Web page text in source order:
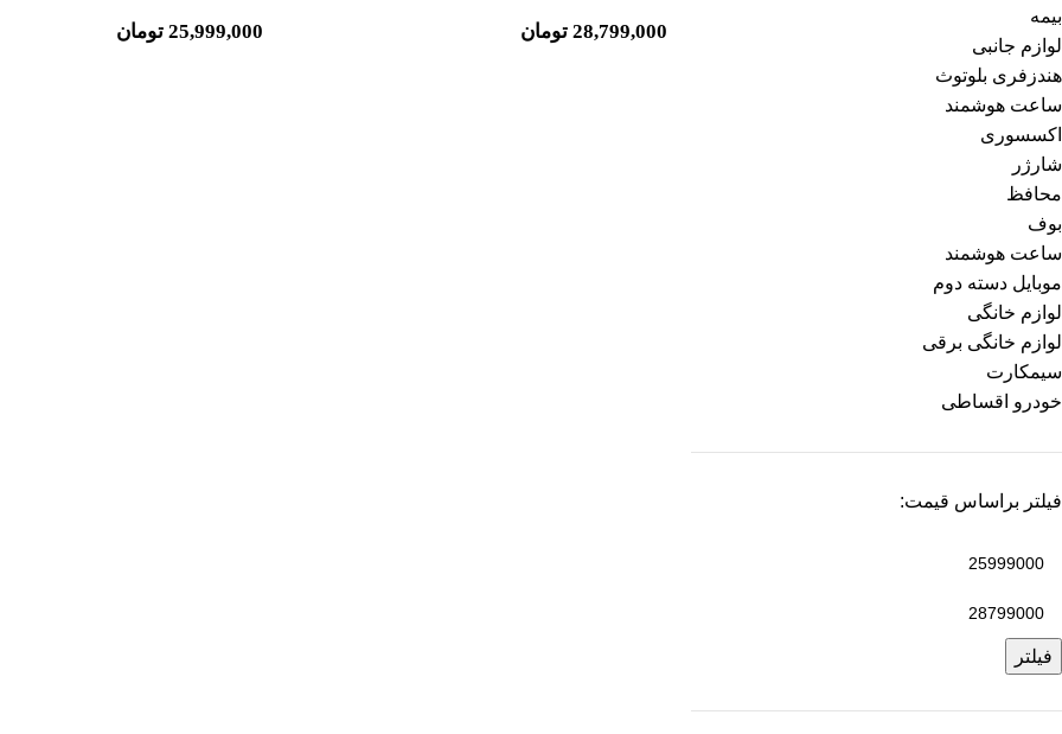
بیمه
لوازم جانبی
هندزفری بلوتوث
ساعت هوشمند
اکسسوری
شارژر
محافظ
بوف
ساعت هوشمند
موبایل دسته دوم
لوازم خانگی
لوازم خانگی برقی
سیمکارت
خودرو اقساطی
فیلتر براساس قیمت:
فیلتر
28,799,000 تومان 25,999,000 تومان